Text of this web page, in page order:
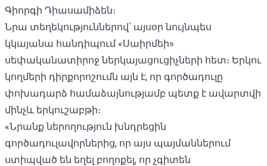
Գիորգի Դիասամիձեն։
Նրա տեղեկություններով՝ այսօր նույնպես
կկայանա հանդիպում «Սաիրմեի»
սեփականատիրոջ ներկայացուցիչների հետ։ Երկու
կողմերի դիրքորոշումն այն է, որ գործադուլը
փոխադարձ համաձայնությամբ պետք է ավարտվի
մինչև երկուշաբթի։
«Նրանք ներողություն խնդրեցին
գործադուլավորներից, որ այս պայմաններում
ստիպված են եղել բողոքել, որ չգիտեն